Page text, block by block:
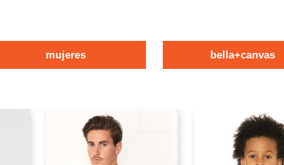
mujeres bella+canvas